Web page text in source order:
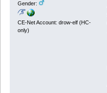
Gender:
CE-Net Account: drow-elf (HC-
only)